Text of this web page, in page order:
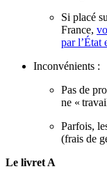
Si placé
France,
par l’État
Inconvénients :
Pas de
ne «
Parfois,
(frais de
Le livret A